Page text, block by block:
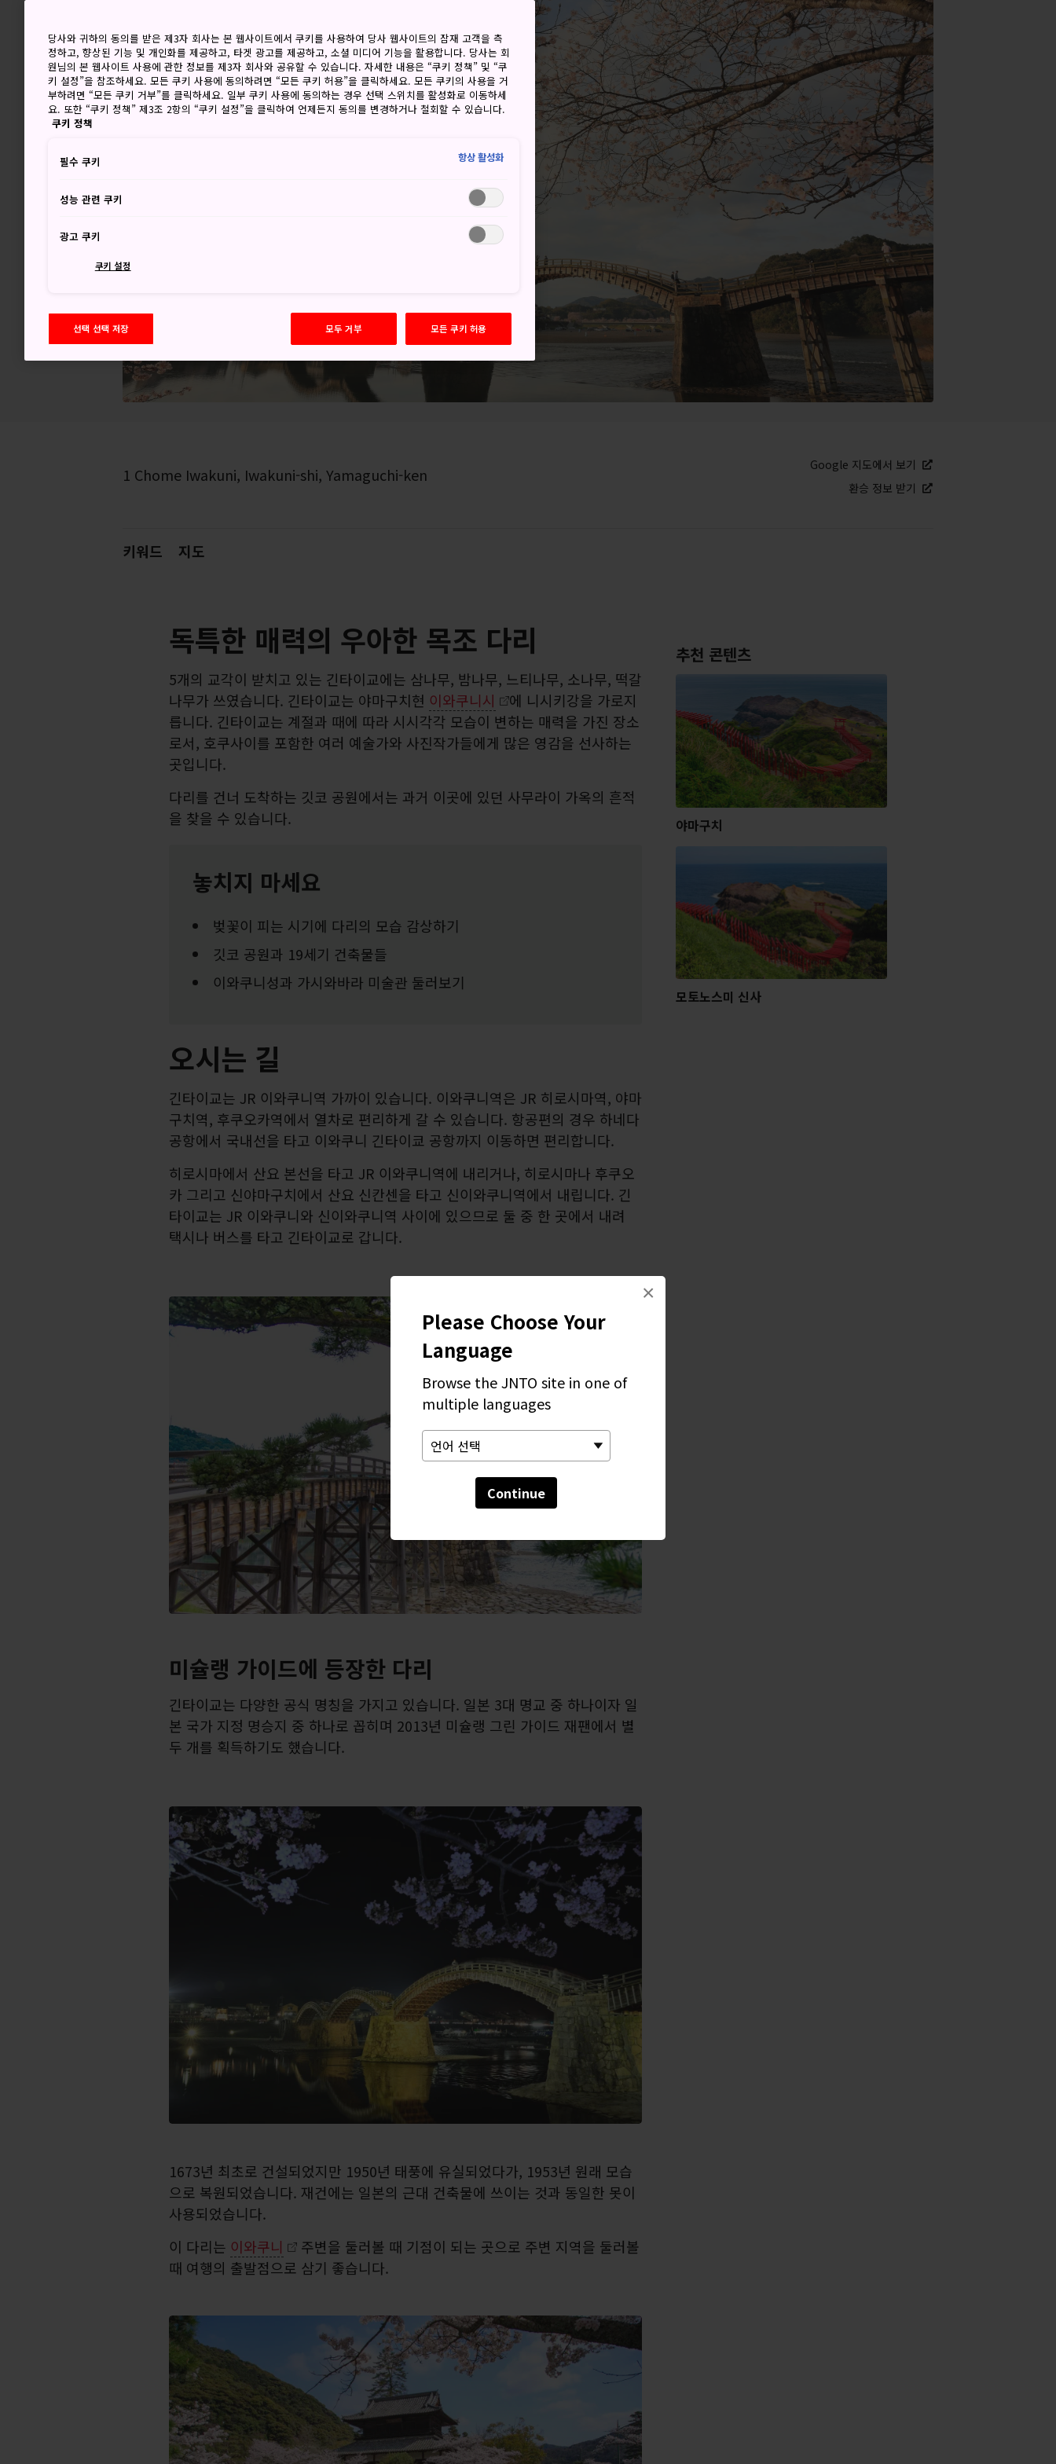
Please Choose Your
Language
Browse the JNTO site in one of
multiple languages
Continue
×
1 Chome Iwakuni, Iwakuni-shi, Yamaguchi-ken
Google 지도에서 보기
환승 정보 받기
키워드 지도
독특한 매력의 우아한 목조 다리
5개의 교각이 받치고 있는 긴타이교에는 삼나무, 밤나무, 느티나무, 소나무, 떡갈
나무가 쓰였습니다. 긴타이교는 야마구치현 이와쿠니시
에 니시키강을 가로지
릅니다. 긴타이교는 계절과 때에 따라 시시각각 모습이 변하는 매력을 가진 장소
로서, 호쿠사이를 포함한 여러 예술가와 사진작가들에게 많은 영감을 선사하는
곳입니다.
다리를 건너 도착하는 깃코 공원에서는 과거 이곳에 있던 사무라이 가옥의 흔적
을 찾을 수 있습니다.
놓치지 마세요
벚꽃이 피는 시기에 다리의 모습 감상하기
깃코 공원과 19세기 건축물들
이와쿠니성과 가시와바라 미술관 둘러보기
오시는 길
긴타이교는 JR 이와쿠니역 가까이 있습니다. 이와쿠니역은 JR 히로시마역, 야마
구치역, 후쿠오카역에서 열차로 편리하게 갈 수 있습니다. 항공편의 경우 하네다
공항에서 국내선을 타고 이와쿠니 긴타이쿄 공항까지 이동하면 편리합니다.
히로시마에서 산요 본선을 타고 JR 이와쿠니역에 내리거나, 히로시마나 후쿠오
카 그리고 신야마구치에서 산요 신칸센을 타고 신이와쿠니역에서 내립니다. 긴
타이교는 JR 이와쿠니와 신이와쿠니역 사이에 있으므로 둘 중 한 곳에서 내려
택시나 버스를 타고 긴타이교로 갑니다.
미슐랭 가이드에 등장한 다리
긴타이교는 다양한 공식 명칭을 가지고 있습니다. 일본 3대 명교 중 하나이자 일
본 국가 지정 명승지 중 하나로 꼽히며 2013년 미슐랭 그린 가이드 재팬에서 별
두 개를 획득하기도 했습니다.
1673년 최초로 건설되었지만 1950년 태풍에 유실되었다가, 1953년 원래 모습
으로 복원되었습니다. 재건에는 일본의 근대 건축물에 쓰이는 것과 동일한 못이
사용되었습니다.
이 다리는 이와쿠니
주변을 둘러볼 때 기점이 되는 곳으로 주변 지역을 둘러볼
때 여행의 출발점으로 삼기 좋습니다.
추천 콘텐츠
야마구치
모토노스미 신사
당사와 귀하의 동의를 받은 제3자 회사는 본 웹사이트에서 쿠키를 사용하여 당사 웹사이트의 잠재 고객을 측
정하고, 향상된 기능 및 개인화를 제공하고, 타겟 광고를 제공하고, 소셜 미디어 기능을 활용합니다. 당사는 회
원님의 본 웹사이트 사용에 관한 정보를 제3자 회사와 공유할 수 있습니다. 자세한 내용은 “쿠키 정책” 및 “쿠
키 설정”을 참조하세요. 모든 쿠키 사용에 동의하려면 “모든 쿠키 허용”을 클릭하세요. 모든 쿠키의 사용을 거
부하려면 “모든 쿠키 거부”를 클릭하세요. 일부 쿠키 사용에 동의하는 경우 선택 스위치를 활성화로 이동하세
요. 또한 “쿠키 정책” 제3조 2항의 “쿠키 설정”을 클릭하여 언제든지 동의를 변경하거나 철회할 수 있습니다.
쿠키 정책
필수 쿠키 항상 활성화
성능 관련 쿠키
광고 쿠키
쿠키 설정
선택 선택 저장 모두 거부 모든 쿠키 허용